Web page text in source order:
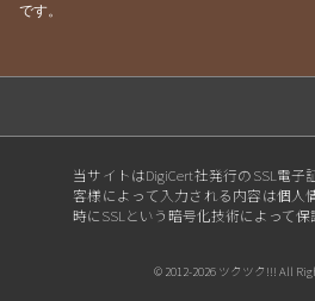
2025/07/02
2025/03/01リライからのお知らせ
2025/02/01 リライからのお知らせ
です。
当サイトはDigiCert社発行のSSL電
客様によって入力される内容は個人
時にSSLという暗号化技術によって保
© 2012-2026 ツクツク!!! All